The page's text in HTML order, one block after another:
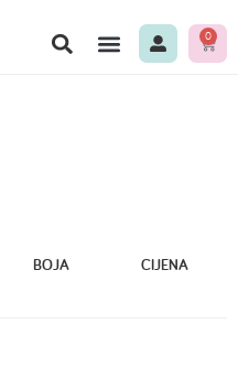
0
BOJA CIJENA